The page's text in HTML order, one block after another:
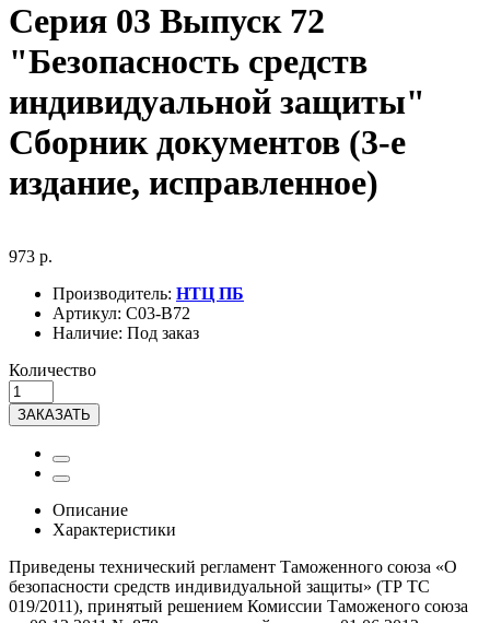
Серия 03 Выпуск 72
"Безопасность средств
индивидуальной защиты"
Сборник документов (3-е
издание, исправленное)
973 р.
Производитель: НТЦ ПБ
Артикул: С03-В72
Наличие: Под заказ
Количество
ЗАКАЗАТЬ
Описание
Характеристики
Приведены технический регламент Таможенного союза «О
безопасности средств индивидуальной защиты» (ТР ТС
019/2011), принятый решением Комиссии Таможеного союза